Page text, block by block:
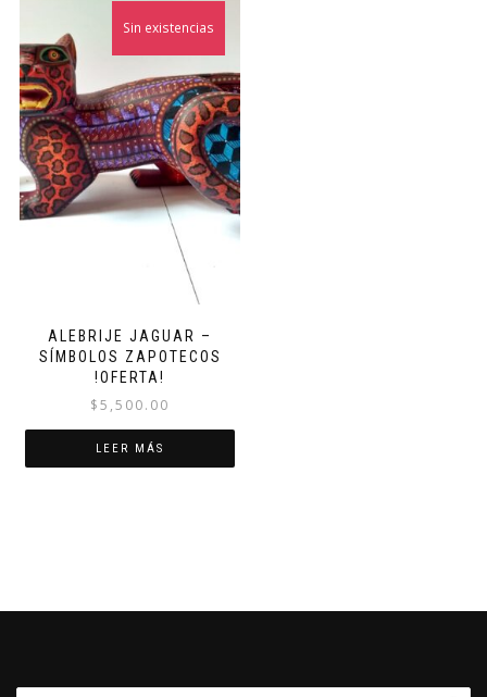
ALEBRIJE JAGUAR –
SÍMBOLOS ZAPOTECOS
!OFERTA!
$5,500.00
Sin existencias
LEER MÁS